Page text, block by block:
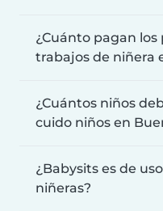
¿Cuánto pagan
trabajos de niñera
¿Cuántos niños
cuido niños en
¿Babysits es de
niñeras?